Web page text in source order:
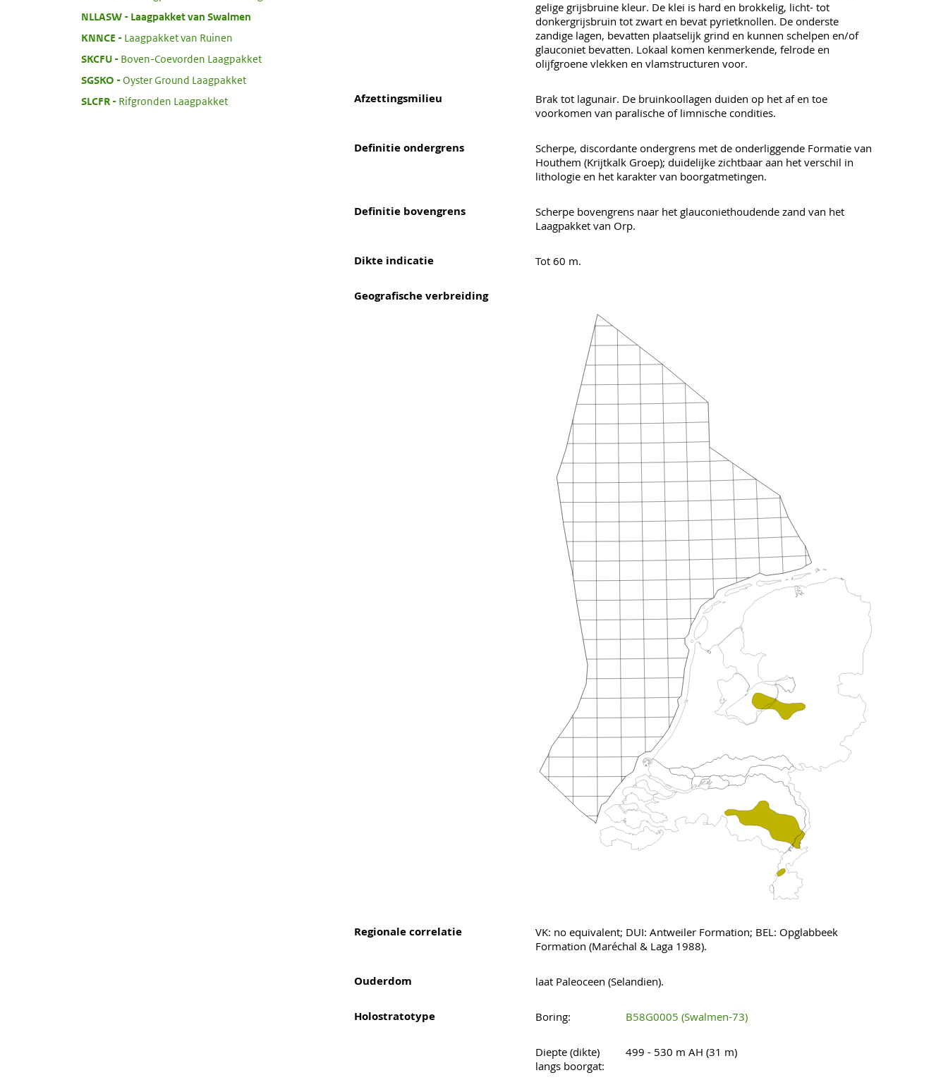
NLLASW:
Laagpakket van Swalmen
KNNCE
Laagpakket van Ruinen
SKCFU:
Boven-Coevorden Laagpakket
SGSKO
Oyster Ground Laagpakket
SLCFR: Rifgronden Laagpakket
gelige grijsbruine kleur. De klei is hard en brokkelig, licht- tot
donkergrijsbruin tot zwart en bevat pyrietknollen. De onderste
zandige lagen, bevatten plaatselijk grind en kunnen schelpen en/of
glauconiet bevatten. Lokaal komen kenmerkende, felrode en
olijfgroene vlekken en vlamstructuren voor.
Afzettingsmilieu
Brak tot lagunair. De bruinkoollagen duiden op het af en toe
voorkomen van paralische of limnische condities.
Definitie ondergrens
Scherpe, discordante ondergrens met de onderliggende Formatie van
Houthem (Krijtkalk Groep); duidelijke zichtbaar aan het verschil in
lithologie en het karakter van boorgatmetingen.
Definitie bovengrens
Scherpe bovengrens naar het glauconiethoudende zand van het
Laagpakket van Orp.
Dikte indicatie Tot 60 m.
Geografische verbreiding
Regionale correlatie
VK: no equivalent; DUI: Antweiler Formation; BEL: Opglabbeek
Formation (Maréchal & Laga 1988).
Ouderdom laat Paleoceen (Selandien).
Holostratotype Boring: B58G0005 (Swalmen-73)
Diepte (dikte)
langs boorgat:
499 - 530 m AH (31 m)